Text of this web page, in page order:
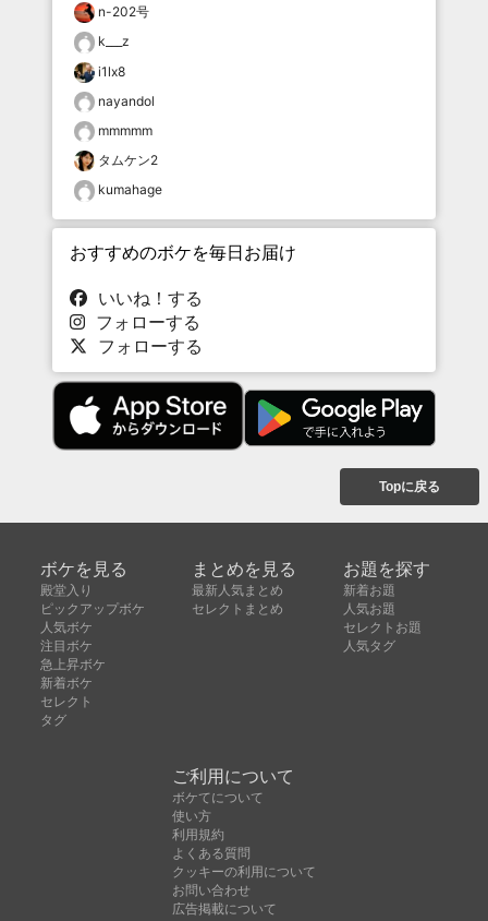
n-202号
k___z
i1lx8
nayandol
mmmmm
タムケン2
kumahage
おすすめのボケを毎日お届け
いいね！する
フォローする
フォローする
Topに戻る
ボケを見る
殿堂入り
ピックアップボケ
人気ボケ
注目ボケ
急上昇ボケ
新着ボケ
セレクト
タグ
まとめを見る
最新人気まとめ
セレクトまとめ
お題を探す
新着お題
人気お題
セレクトお題
人気タグ
ご利用について
ボケてについて
使い方
利用規約
よくある質問
クッキーの利用について
お問い合わせ
広告掲載について